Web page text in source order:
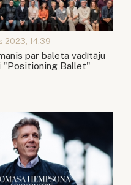
2023, 14:39
par baleta vadītāju
"Positioning Ballet"